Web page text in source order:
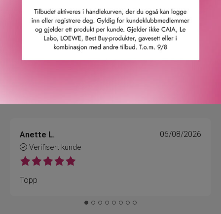
4.9/5
Anette L.
Verifisert kunde
06/08/2026
Topp